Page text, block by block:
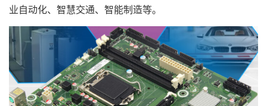
业自动化、智慧交通、智能制造等。